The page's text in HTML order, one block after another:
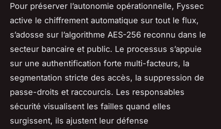
Pour préserver l’autonomie opérationnelle, Fyssec
active le chiffrement automatique sur tout le flux,
s’adosse sur l’algorithme AES-256 reconnu dans le
secteur bancaire et public. Le processus s’appuie
sur une authentification forte multi-facteurs, la
segmentation stricte des accès, la suppression de
passe-droits et raccourcis. Les responsables
sécurité visualisent les failles quand elles
surgissent, ils ajustent leur défense